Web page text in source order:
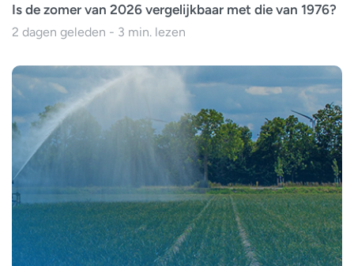
Is de zomer van 2026 vergelijkbaar met die van 1976?
2 dagen geleden - 3 min. lezen